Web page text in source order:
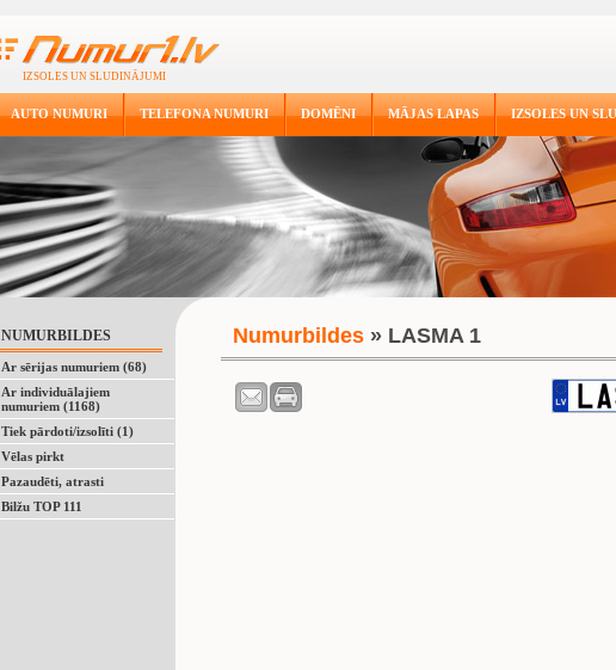
IZSOLES UN SLUDINĀJUMI
AUTO NUMURI TELEFONA NUMURI DOMĒNI MĀJAS LAPAS IZSOLES UN
NUMURBILDES
Ar sērijas numuriem (68)
Ar individuālajiem
numuriem (1168)
Tiek pārdoti/izsolīti (1)
Vēlas pirkt
Pazaudēti, atrasti
Bilžu TOP 111
Numurbildes» LASMA 1